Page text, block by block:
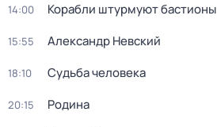
14:00 Корабли штурмуют бастионы
15:55 Александр Невский
18:10 Судьба человека
20:15 Родина